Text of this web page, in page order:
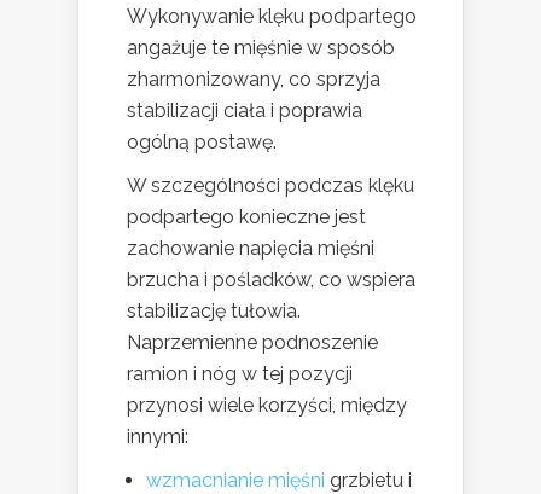
Wykonywanie klęku podpartego
angażuje te mięśnie w sposób
zharmonizowany, co sprzyja
stabilizacji ciała i poprawia
ogólną postawę.
W szczególności podczas klęku
podpartego konieczne jest
zachowanie napięcia mięśni
brzucha i pośladków, co wspiera
stabilizację tułowia.
Naprzemienne podnoszenie
ramion i nóg w tej pozycji
przynosi wiele korzyści, między
innymi:
wzmacnianie mięśni grzbietu i